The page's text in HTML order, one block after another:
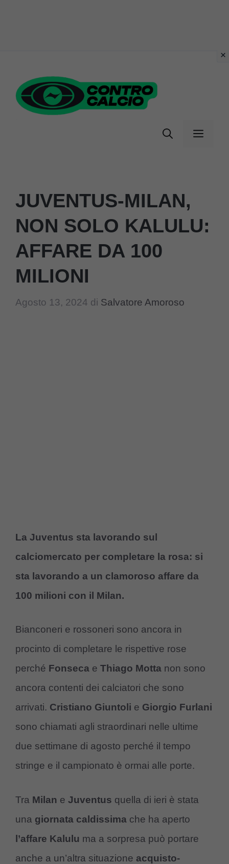
contenuto
Menu
JUVENTUS-MILAN,
NON SOLO KALULU:
AFFARE DA 100
MILIONI
Agosto 13, 2024 di Salvatore Amoroso
La Juventus sta lavorando sul
calciomercato per completare la rosa: si
sta lavorando a un clamoroso affare da
100 milioni con il Milan.
Bianconeri e rossoneri sono ancora in
procinto di completare le rispettive rose
perché Fonseca e Thiago Motta non sono
ancora contenti dei calciatori che sono
arrivati. Cristiano Giuntoli e Giorgio Furlani
sono chiamati agli straordinari nelle ultime
due settimane di agosto perché il tempo
stringe e il campionato è ormai alle porte.
Tra Milan e Juventus quella di ieri è stata
una giornata caldissima che ha aperto
l’affare Kalulu ma a sorpresa può portare
anche a un’altra situazione acquisto-